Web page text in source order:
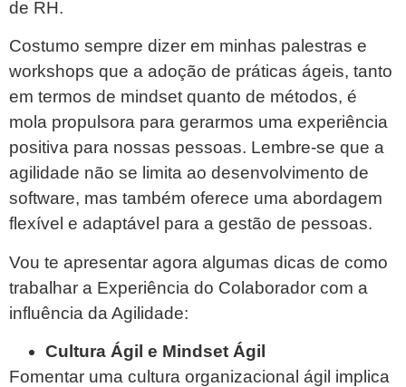
de RH.
Costumo sempre dizer em minhas palestras e
workshops que a adoção de práticas ágeis, tanto
em termos de mindset quanto de métodos, é
mola propulsora para gerarmos uma experiência
positiva para nossas pessoas. Lembre-se que a
agilidade não se limita ao desenvolvimento de
software, mas também oferece uma abordagem
flexível e adaptável para a gestão de pessoas.
Vou te apresentar agora algumas dicas de como
trabalhar a Experiência do Colaborador com a
influência da Agilidade:
Cultura Ágil e Mindset Ágil
Fomentar uma cultura organizacional ágil implica